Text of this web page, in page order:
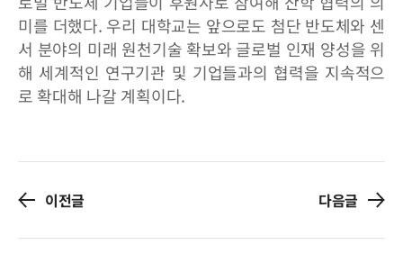
미를 더했다. 우리 대학교는 앞으로도 첨단 반도체와 센
서 분야의 미래 원천기술 확보와 글로벌 인재 양성을 위
해 세계적인 연구기관 및 기업들과의 협력을 지속적으
로 확대해 나갈 계획이다.
이전글 다음글